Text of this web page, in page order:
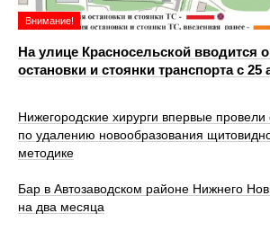
Внимание!
На улице Красносельской вводится
остановки и стоянки транспорта с 25
Нижегородские хирурги впервые
по удалению новообразования
методике
Бар в Автозаводском районе Нижнего
на два месяца